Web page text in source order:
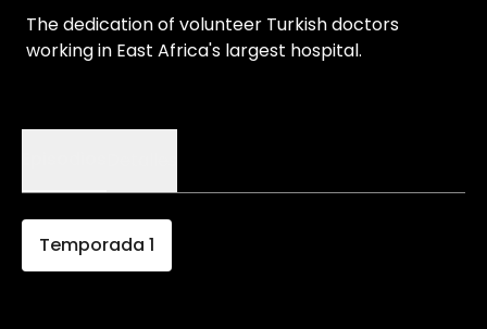
The dedication of volunteer Turkish doctors
working in East Africa's largest hospital.
Temporada 1